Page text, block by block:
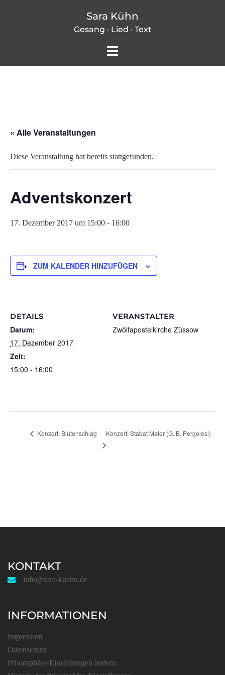
Sara Kühn
Gesang · Lied · Text
Menü
« Alle Veranstaltungen
Diese Veranstaltung hat bereits stattgefunden.
Adventskonzert
17. Dezember 2017 um 15:00 - 16:00
ZUM KALENDER HINZUFÜGEN
DETAILS
Datum:
17. Dezember 2017
Zeit:
15:00 - 16:00
VERANSTALTER
Zwölfapostelkirche Züssow
Konzert: Blütenschlag Konzert: Stabat Mater (G. B. Pergolesi)
KONTAKT
info@sara-kuehn.de
INFORMATIONEN
Impressum
Datenschutz
Privatsphäre-Einstellungen ändern